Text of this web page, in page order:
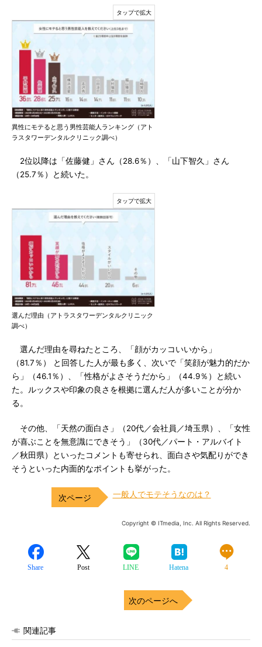
異性にモテると思う男性芸能人ランキング（アト
ラスタワーデンタルクリニック調べ）
2位以降は「佐藤健」さん（28.6％）、「山下智久」さん
（25.7％）と続いた。
選んだ理由（アトラスタワーデンタルクリニック
調べ）
選んだ理由を尋ねたところ、「顔がカッコいいから」
（81.7％） と回答した人が最も多く、次いで「笑顔が魅力的だか
ら」（46.1％）、「性格がよさそうだから」（44.9％）と続い
た。ルックスや印象の良さを根拠に選んだ人が多いことが分か
る。
その他、「天然の面白さ」（20代／会社員／埼玉県）、「女性
が喜ぶことを無意識にできそう」（30代／パート・アルバイト
／秋田県）といったコメントも寄せられ、面白さや気配りができ
そうといった内面的なポイントも挙がった。
一般人でモテそうなのは？
Copyright © ITmedia, Inc. All Rights Reserved.
Share Post LINE Hatena 4
次のページへ
関連記事